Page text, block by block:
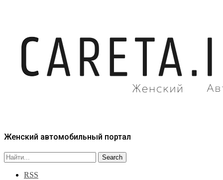
Женский автомобильный портал
RSS